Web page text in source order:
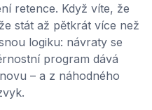
retence. Když víte, že
stát až pětkrát více než
logiku: návraty se
program dává
– a z náhodného